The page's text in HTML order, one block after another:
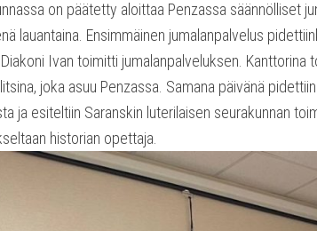
on päätetty aloittaa Penzassa säännölliset
lauantaina. Ensimmäinen jumalanpalvelus
Ivan toimitti jumalanpalveluksen. Kanttorina
joka asuu Penzassa. Samana päivänä
ja esiteltiin Saranskin luterilaisen seurakunnan
historian opettaja.